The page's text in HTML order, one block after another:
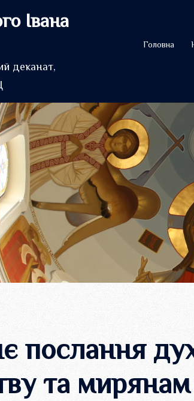
Івана
деканат,
Головна
послання
та мирянам